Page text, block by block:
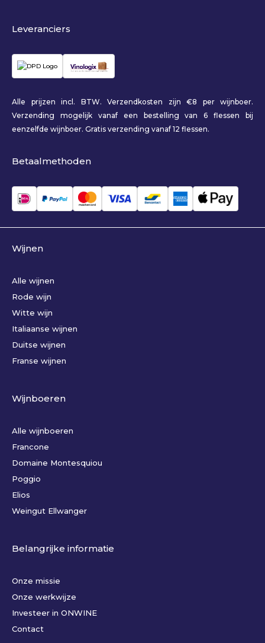
Leveranciers
Alle prijzen incl. BTW. Verzendkosten zijn €8 per wijnboer.
Verzending mogelijk vanaf een bestelling van 6 flessen bij
eenzelfde wijnboer. Gratis verzending vanaf 12 flessen.
Betaalmethoden
Wijnen
Alle wijnen
Rode wijn
Witte wijn
Italiaanse wijnen
Duitse wijnen
Franse wijnen
Wijnboeren
Alle wijnboeren
Francone
Domaine Montesquiou
Poggio
Elios
Weingut Ellwanger
Belangrijke informatie
Onze missie
Onze werkwijze
Investeer in ONWINE
Contact